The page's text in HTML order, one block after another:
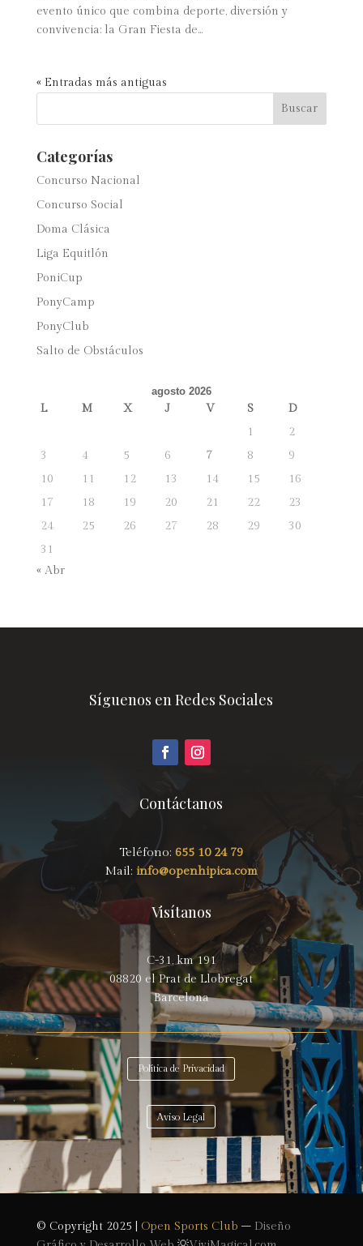
evento único que combina deporte, diversión y
convivencia: la Gran Fiesta de...
« Entradas más antiguas
Categorías
Concurso Nacional
Concurso Social
Doma Clásica
Liga Equitlón
PoniCup
PonyCamp
PonyClub
Salto de Obstáculos
agosto 2026
L M X J V S
D
1
2
3
4 5 6 7 8
9
10
11 12 13 14 15
16
17
18 19 20 21 22
23
24
25 26 27 28 29
30
31
« Abr
Síguenos en Redes Sociales
Contáctanos
Teléfono:655 10 24 79
Mail: info@openhipica.com
Visítanos
C-31, km 191
08820 el Prat de Llobregat
Barcelona
Política de Privacidad
Aviso Legal
© Copyright 2025 | Open Sports Club – Diseño